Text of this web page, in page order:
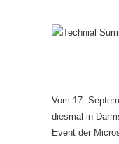
Vom 17.
diesmal in
Event der